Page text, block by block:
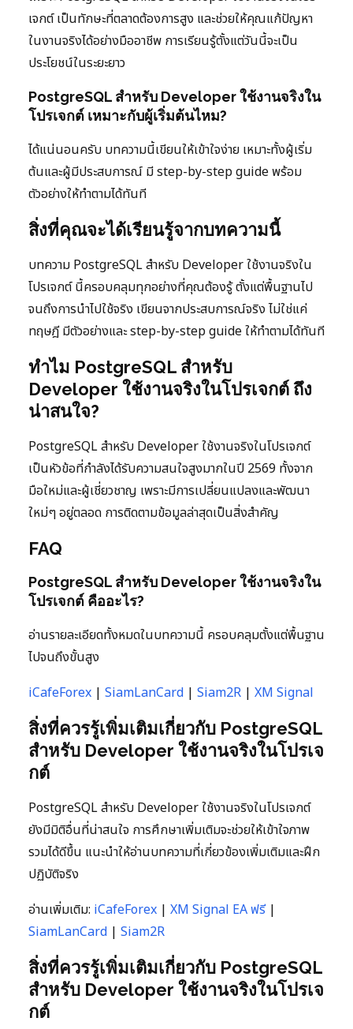
เจกต์ เป็นทักษะที่ตลาดต้องการสูง และช่วยให้คุณแก้ปัญหา
ในงานจริงได้อย่างมืออาชีพ การเรียนรู้ตั้งแต่วันนี้จะเป็น
ประโยชน์ในระยะยาว
PostgreSQL สำหรับ Developer ใช้งานจริงใน
โปรเจกต์ เหมาะกับผู้เริ่มต้นไหม?
ได้แน่นอนครับ บทความนี้เขียนให้เข้าใจง่าย เหมาะทั้งผู้เริ่ม
ต้นและผู้มีประสบการณ์ มี step-by-step guide พร้อม
ตัวอย่างให้ทำตามได้ทันที
สิ่งที่คุณจะได้เรียนรู้จากบทความนี้
บทความ PostgreSQL สำหรับ Developer ใช้งานจริงใน
โปรเจกต์ นี้ครอบคลุมทุกอย่างที่คุณต้องรู้ ตั้งแต่พื้นฐานไป
จนถึงการนำไปใช้จริง เขียนจากประสบการณ์จริง ไม่ใช่แค่
ทฤษฎี มีตัวอย่างและ step-by-step guide ให้ทำตามได้ทันที
ทำไม PostgreSQL สำหรับ
Developer ใช้งานจริงในโปรเจกต์ ถึง
น่าสนใจ?
PostgreSQL สำหรับ Developer ใช้งานจริงในโปรเจกต์
เป็นหัวข้อที่กำลังได้รับความสนใจสูงมากในปี 2569 ทั้งจาก
มือใหม่และผู้เชี่ยวชาญ เพราะมีการเปลี่ยนแปลงและพัฒนา
ใหม่ๆ อยู่ตลอด การติดตามข้อมูลล่าสุดเป็นสิ่งสำคัญ
FAQ
PostgreSQL สำหรับ Developer ใช้งานจริงใน
โปรเจกต์ คืออะไร?
อ่านรายละเอียดทั้งหมดในบทความนี้ ครอบคลุมตั้งแต่พื้นฐาน
ไปจนถึงขั้นสูง
iCafeForex | SiamLanCard | Siam2R | XM Signal
สิ่งที่ควรรู้เพิ่มเติมเกี่ยวกับ PostgreSQL
สำหรับ Developer ใช้งานจริงในโปรเจ
กต์
PostgreSQL สำหรับ Developer ใช้งานจริงในโปรเจกต์
ยังมีมิติอื่นที่น่าสนใจ การศึกษาเพิ่มเติมจะช่วยให้เข้าใจภาพ
รวมได้ดีขึ้น แนะนำให้อ่านบทความที่เกี่ยวข้องเพิ่มเติมและฝึก
ปฏิบัติจริง
อ่านเพิ่มเติม: iCafeForex | XM Signal EA ฟรี|
SiamLanCard | Siam2R
สิ่งที่ควรรู้เพิ่มเติมเกี่ยวกับ PostgreSQL
สำหรับ Developer ใช้งานจริงในโปรเจ
กต์